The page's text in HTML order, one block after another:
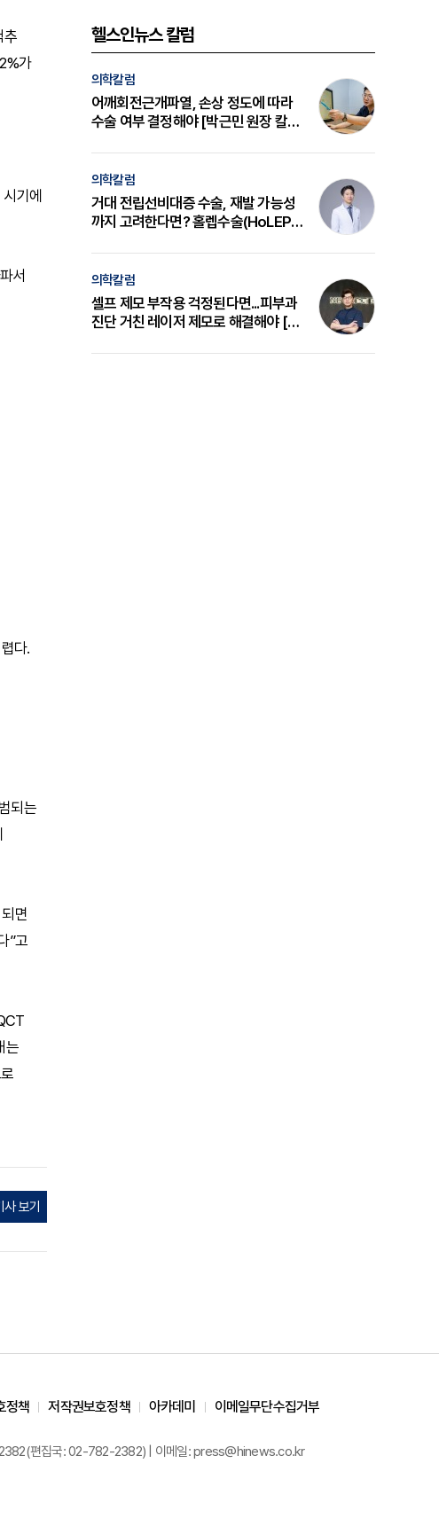
추
가
기에
서
다.
되는
면
”고
는
보기
헬스인뉴스 칼럼
의학칼럼
어깨회전근개파열, 손상 정도에 따라
수술 여부 결정해야 [박근민 원장 칼
의학칼럼
거대 전립선비대증 수술, 재발 가능성
까지 고려한다면? 홀렙수술(HoLEP)
의학칼럼
셀프 제모 부작용 걱정된다면...피부과
진단 거친 레이저 제모로 해결해야 [변
정책 저작권보호정책 아카데미 이메일무단수집거부
2382(편집국: 02-782-2382) | 이메일: press@hinews.co.kr